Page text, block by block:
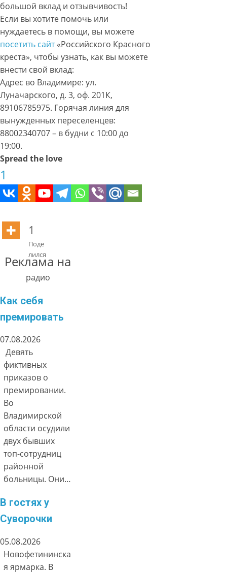
большой вклад и отзывчивость!
Если вы хотите помочь или
нуждаетесь в помощи, вы можете
посетить сайт«Российского Красного
креста», чтобы узнать, как вы можете
внести свой вклад:
Адрес во Владимире: ул.
Луначарского, д. 3, оф. 201К,
89106785975. Горячая линия для
вынужденных переселенцев:
88002340707 – в будни с 10:00 до
19:00.
Spread the love
1
1
Поде
лился
Реклама на
радио
Как себя
премировать
07.08.2026
Девять
фиктивных
приказов о
премировании.
Во
Владимирской
области осудили
двух бывших
топ-сотрудниц
районной
больницы. Они…
В гостях у
Суворочки
05.08.2026
Новофетининска
я ярмарка. В